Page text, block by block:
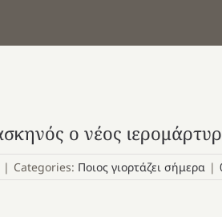
ο νέος
| Categories: Ποιος γιορτάζει σήμερα |